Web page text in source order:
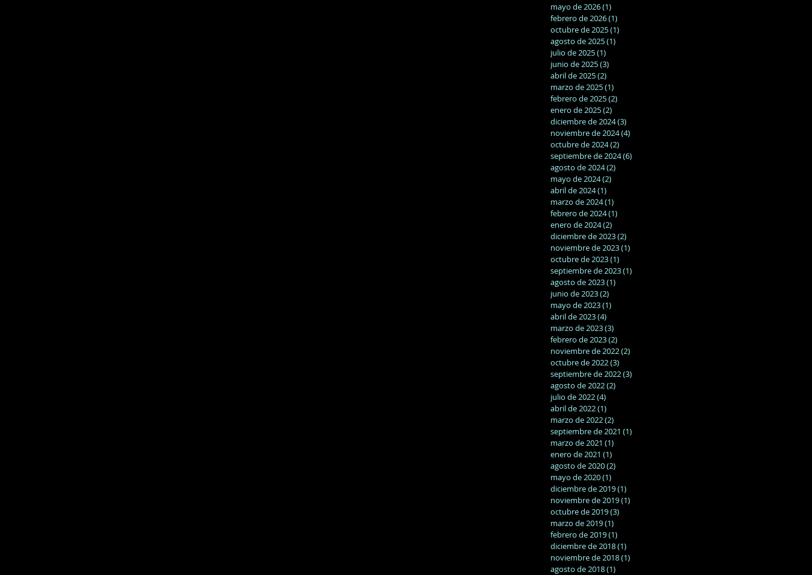
mayo de 2026(1)
febrero de 2026(1)
octubre de 2025(1)
agosto de 2025(1)
julio de 2025(1)
junio de 2025(3)
abril de 2025(2)
marzo de 2025(1)
febrero de 2025(2)
enero de 2025(2)
diciembre de 2024(3)
noviembre de 2024(4)
octubre de 2024(2)
septiembre de 2024(6)
agosto de 2024(2)
mayo de 2024(2)
abril de 2024(1)
marzo de 2024(1)
febrero de 2024(1)
enero de 2024(2)
diciembre de 2023(2)
noviembre de 2023(1)
octubre de 2023(1)
septiembre de 2023(1)
agosto de 2023(1)
junio de 2023(2)
mayo de 2023(1)
abril de 2023(4)
marzo de 2023(3)
febrero de 2023(2)
noviembre de 2022(2)
octubre de 2022(3)
septiembre de 2022(3)
agosto de 2022(2)
julio de 2022(4)
abril de 2022(1)
marzo de 2022(2)
septiembre de 2021 (1)
marzo de 2021 (1)
enero de 2021 (1)
agosto de 2020(2)
mayo de 2020(1)
diciembre de 2019(1)
noviembre de 2019(1)
octubre de 2019(3)
marzo de 2019(1)
febrero de 2019(1)
diciembre de 2018(1)
noviembre de 2018(1)
agosto de 2018(1)